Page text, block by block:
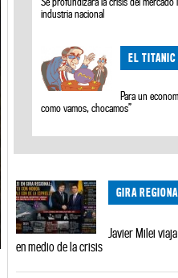
industria nacional
EL TITANIC
Para un
como vamos, chocamos”
GIRA
Javier Milei
en medio de la crisis